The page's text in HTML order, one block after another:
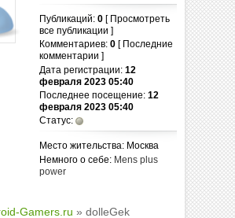
Публикаций: 0 [ Просмотреть
все публикации ]
Комментариев: 0 [ Последние
комментарии ]
Дата регистрации: 12
февраля 2023 05:40
Последнее посещение: 12
февраля 2023 05:40
Статус:
Место жительства: Москва
Немного о себе: Mens plus
power
Gamers.ru » dolleGek